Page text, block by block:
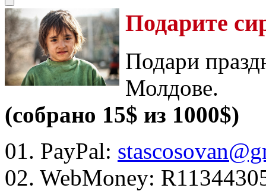
Подарите
Подари
Молдове.
(собрано 15$ из 1000$)
01. PayPal:
02. WebMoney: